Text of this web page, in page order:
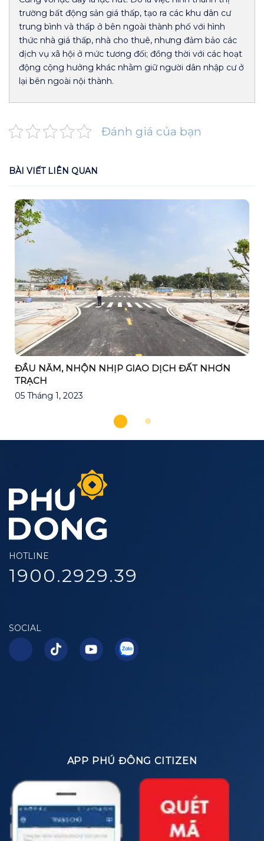
trường bất động sản giá thấp, tạo ra các khu dân cư
trung bình và thấp ở bên ngoài thành phố với hình
thức nhà giá thấp, nhà cho thuê, nhưng đảm bảo các
dịch vụ xã hội ở mức tương đối; đồng thời với các hoạt
động cộng hưởng khác nhằm giữ người dân nhập cư ở
lại bên ngoài nội thành.
Đánh giá của bạn
BÀI VIẾT LIÊN QUAN
ĐẦU NĂM, NHỘN NHỊP GIAO DỊCH ĐẤT NHƠN
TRẠCH
05 Tháng 1, 2023
HOTLINE
1900.2929.39
SOCIAL
APP PHÚ ĐÔNG CITIZEN